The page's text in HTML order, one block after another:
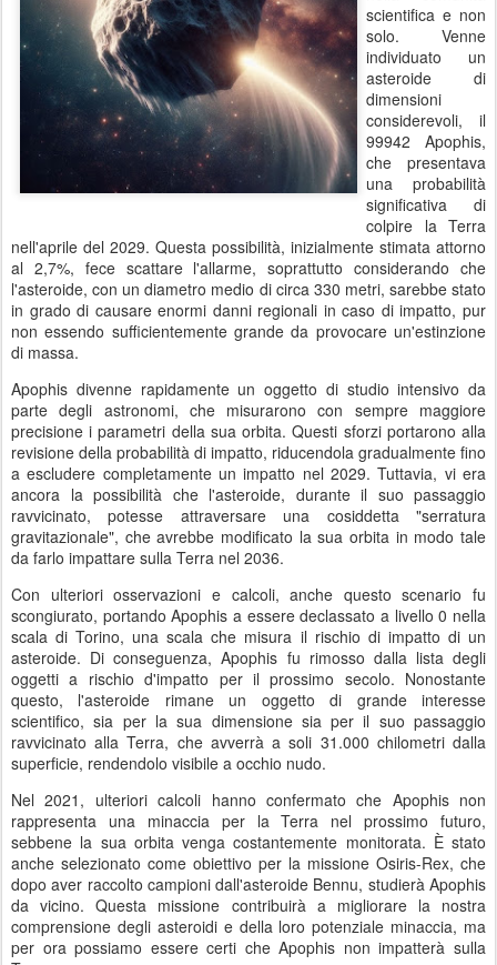
scientifica e non
solo. Venne
individuato un
asteroide di
dimensioni
considerevoli, il
99942 Apophis,
che presentava
una probabilità
significativa di
colpire la Terra
nell'aprile del 2029. Questa possibilità, inizialmente stimata attorno
al 2,7%, fece scattare l'allarme, soprattutto considerando che
l'asteroide, con un diametro medio di circa 330 metri, sarebbe stato
in grado di causare enormi danni regionali in caso di impatto, pur
non essendo sufficientemente grande da provocare un'estinzione
di massa.
Apophis divenne rapidamente un oggetto di studio intensivo da
parte degli astronomi, che misurarono con sempre maggiore
precisione i parametri della sua orbita. Questi sforzi portarono alla
revisione della probabilità di impatto, riducendola gradualmente fino
a escludere completamente un impatto nel 2029. Tuttavia, vi era
ancora la possibilità che l'asteroide, durante il suo passaggio
ravvicinato, potesse attraversare una cosiddetta "serratura
gravitazionale", che avrebbe modificato la sua orbita in modo tale
da farlo impattare sulla Terra nel 2036.
Con ulteriori osservazioni e calcoli, anche questo scenario fu
scongiurato, portando Apophis a essere declassato a livello 0 nella
scala di Torino, una scala che misura il rischio di impatto di un
asteroide. Di conseguenza, Apophis fu rimosso dalla lista degli
oggetti a rischio d'impatto per il prossimo secolo. Nonostante
questo, l'asteroide rimane un oggetto di grande interesse
scientifico, sia per la sua dimensione sia per il suo passaggio
ravvicinato alla Terra, che avverrà a soli 31.000 chilometri dalla
superficie, rendendolo visibile a occhio nudo.
Nel 2021, ulteriori calcoli hanno confermato che Apophis non
rappresenta una minaccia per la Terra nel prossimo futuro,
sebbene la sua orbita venga costantemente monitorata. È stato
anche selezionato come obiettivo per la missione Osiris-Rex, che
dopo aver raccolto campioni dall'asteroide Bennu, studierà Apophis
da vicino. Questa missione contribuirà a migliorare la nostra
comprensione degli asteroidi e della loro potenziale minaccia, ma
per ora possiamo essere certi che Apophis non impatterà sulla